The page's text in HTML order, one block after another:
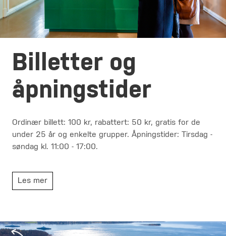
Billetter og
åpningstider
Ordinær billett: 100 kr, rabattert: 50 kr, gratis for de
under 25 år og enkelte grupper. Åpningstider: Tirsdag -
søndag kl. 11:00 - 17:00.
Les mer